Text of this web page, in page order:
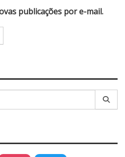
publicações por e-mail.